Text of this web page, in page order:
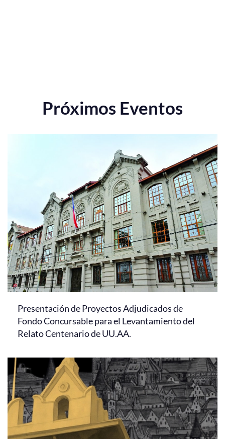
Próximos Eventos
Presentación de Proyectos Adjudicados de
Fondo Concursable para el Levantamiento del
Relato Centenario de UU.AA.